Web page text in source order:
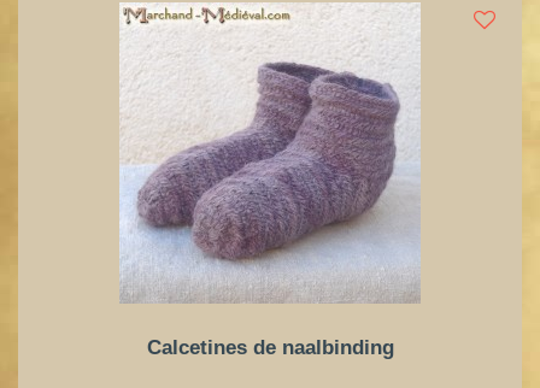
Calcetines de naalbinding